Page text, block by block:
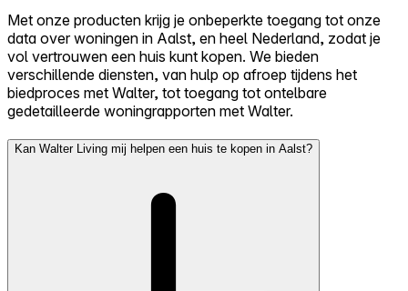
Met onze producten krijg je onbeperkte toegang tot onze
data over woningen in Aalst, en heel Nederland, zodat je
vol vertrouwen een huis kunt kopen. We bieden
verschillende diensten, van hulp op afroep tijdens het
biedproces met Walter, tot toegang tot ontelbare
gedetailleerde woningrapporten met Walter.
Kan Walter Living mij helpen een huis te kopen in Aalst?